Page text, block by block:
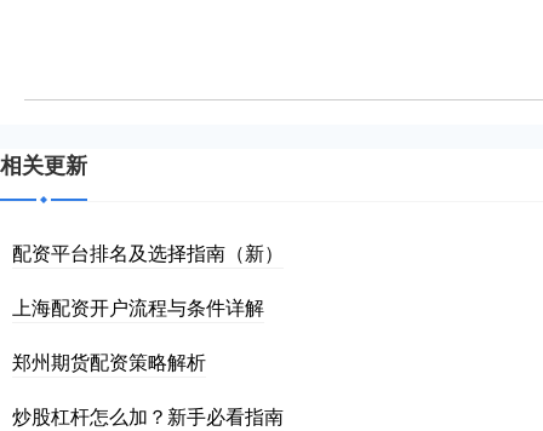
相关更新
配资平台排名及选择指南（新）
上海配资开户流程与条件详解
郑州期货配资策略解析
炒股杠杆怎么加？新手必看指南